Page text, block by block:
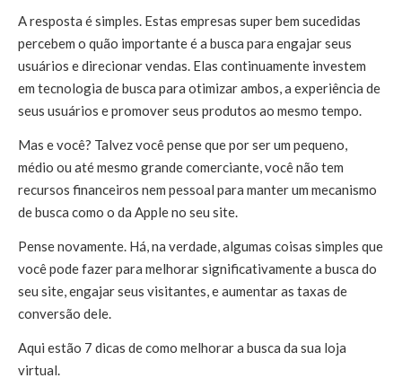
A resposta é simples. Estas empresas super bem sucedidas
percebem o quão importante é a busca para engajar seus
usuários e direcionar vendas. Elas continuamente investem
em tecnologia de busca para otimizar ambos, a experiência de
seus usuários e promover seus produtos ao mesmo tempo.
Mas e você? Talvez você pense que por ser um pequeno,
médio ou até mesmo grande comerciante, você não tem
recursos financeiros nem pessoal para manter um mecanismo
de busca como o da Apple no seu site.
Pense novamente. Há, na verdade, algumas coisas simples que
você pode fazer para melhorar significativamente a busca do
seu site, engajar seus visitantes, e aumentar as taxas de
conversão dele.
Aqui estão 7 dicas de como melhorar a busca da sua loja
virtual.